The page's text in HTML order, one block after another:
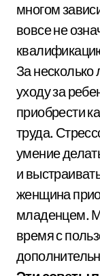
многом
вовсе не
За несколько
уходу за
приобрести
труда.
умение
и
женщина
младенцем.
время с